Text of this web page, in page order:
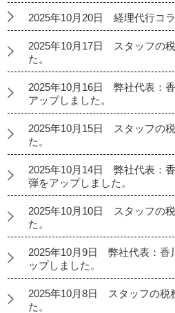
2025年10月20日 経理代行コラ
2025年10月17日 スタッフの
た。
2025年10月16日 弊社代表：
アップしました。
2025年10月15日 スタッフの
た。
2025年10月14日 弊社代表：
弾をアップしました。
2025年10月10日 スタッフの
た。
2025年10月9日 弊社代表：香
ップしました。
2025年10月8日 スタッフの税
た。